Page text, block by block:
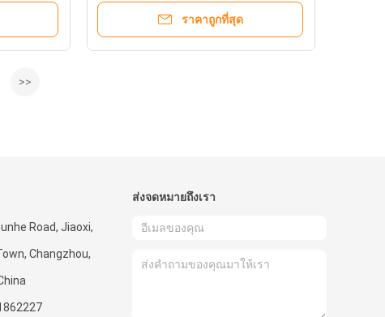
ราคาถูกที่สุด
>>
Road, Jiaoxi,
Changzhou,
ส่งจดหมายถึงเรา